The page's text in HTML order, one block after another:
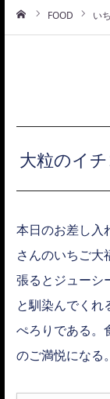
FOOD い
大粒のイ
本日のお差し入
さんのいちご大
張るとジューシ
と馴染んでくれ
ぺろりである。
のご満悦になる
CONTACT